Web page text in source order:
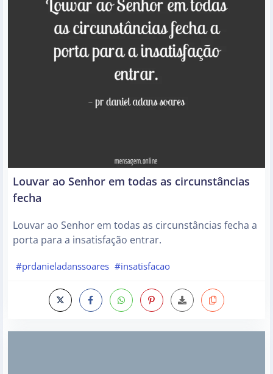
Louvar ao Senhor em todas as circunstâncias
fecha
Louvar ao Senhor em todas as circunstâncias fecha a
porta para a insatisfação entrar.
#prdanieladanssoares #insatisfacao